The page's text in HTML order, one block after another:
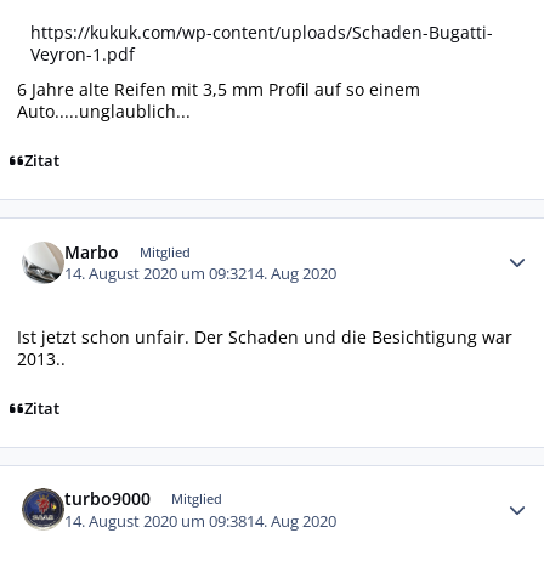
https://kukuk.com/wp-content/uploads/Schaden-Bugatti-
Veyron-1.pdf
6 Jahre alte Reifen mit 3,5 mm Profil auf so einem
Auto.....unglaublich...
Zitat
Marbo Mitglied
14. August 2020 um 09:3214. Aug 2020
Ist jetzt schon unfair. Der Schaden und die Besichtigung war
2013..
Zitat
turbo9000 Mitglied
14. August 2020 um 09:3814. Aug 2020